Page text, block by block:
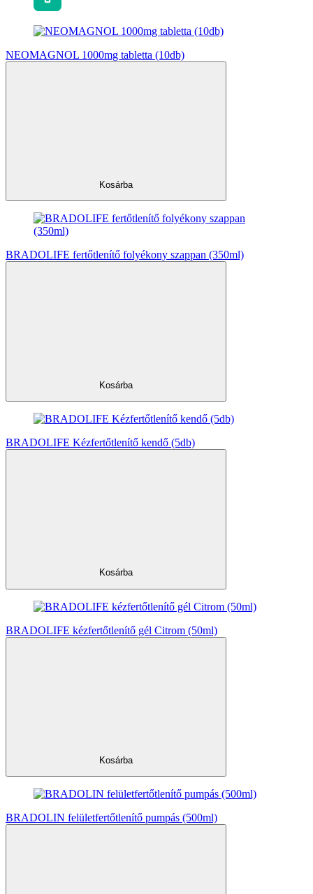
NEOMAGNOL 1000mg tabletta (10db)
Kosárba
BRADOLIFE fertőtlenítő folyékony szappan (350ml)
Kosárba
BRADOLIFE Kézfertőtlenítő kendő (5db)
Kosárba
BRADOLIFE kézfertőtlenítő gél Citrom (50ml)
Kosárba
BRADOLIN felületfertőtlenítő pumpás (500ml)